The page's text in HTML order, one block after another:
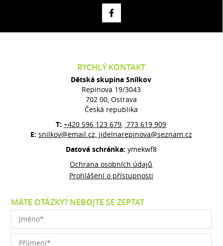
RYCHLÝ KONTAKT
Dětská skupina Snílkov
Repinova 19/3043
702 00, Ostrava
Česká republika
T:+420 596 123 679, 773 619 909
E: snilkov@email.cz, jidelnarepinova@seznam.cz
Datová schránka: ymekwf8
Ochrana osobních údajů
Prohlášení o přístupnosti
MÁTE OTÁZKY? NEBOJTE SE ZEPTAT